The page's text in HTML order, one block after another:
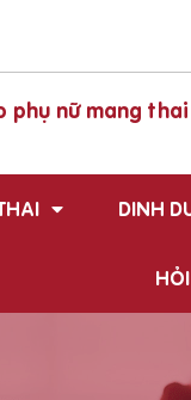
phụ nữ mang
DINH